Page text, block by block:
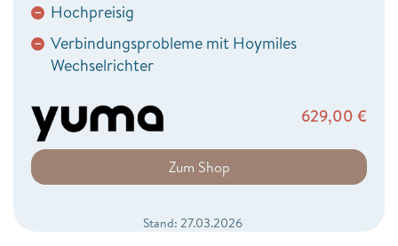
− Hochpreisig
− Verbindungsprobleme mit Hoymiles
Wechselrichter
629,00 €
Zum Shop
Stand: 27.03.2026